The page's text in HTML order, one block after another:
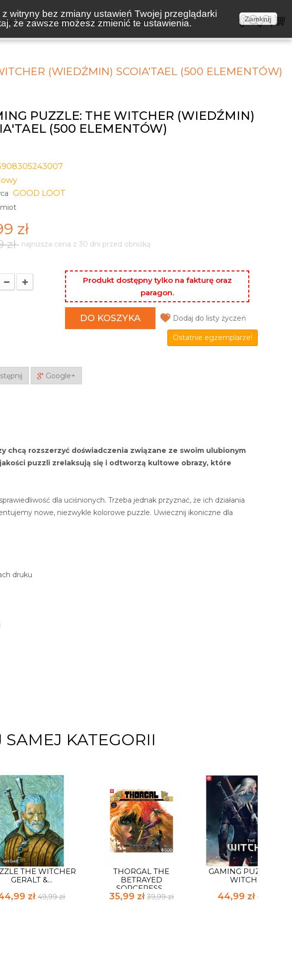
witryny bez zmiany ustawień Twojej przeglądarki
że zawsze możesz zmienić te ustawienia.
Zamknij
WAKACJE KOSZTY WYSYŁKI
(WIEDŹMIN) SCOIA'TAEL (500 ELEMENTÓW)
PUZZLE: THE WITCHER (WIEDŹMIN)
(500 ELEMENTÓW)
GOOD LOOT
zł
zł najniższa cena z 30 dni przed obniżką
Produkt dostępny tylko na fakturę oraz
paragon.
DO KOSZYKA Dodaj do listy życzeń
Ostatnie egzemplarze!
Google+
chcą rozszerzyć doświadczenia związane ze swoim ulubionym
puzzli zrelaksują się i odtworzą kultowe obrazy, które
dla uciśnionych. Trzeba jednak przyznać, że ich działania
nowe, niezwykle kolorowe puzzle. Uwiecznij ikoniczne dla
druku
SAMEJ KATEGORII
THE WITCHER
GERALT &...
zł49,99 zł
THORGAL THE
BETRAYED
SORCERESS...
35,99 zł 39,99 zł
GAMING PUZZLE:
WITCHER...
44,99 zł49,99 zł